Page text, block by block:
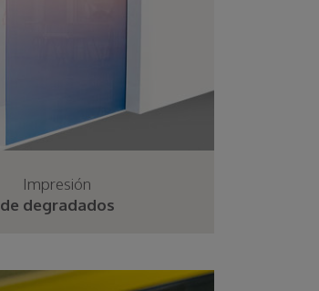
Impresión
de degradados